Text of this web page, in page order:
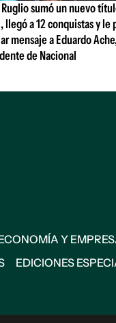
sumó un nuevo
llegó a 12 conquistas y le
mensaje a Eduardo
de Nacional
Y
EDICIONES